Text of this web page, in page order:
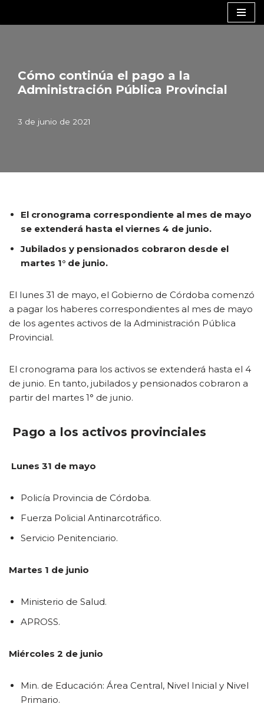
Cómo continúa el pago a la
Administración Pública Provincial
3 de junio de 2021
El cronograma correspondiente al mes de mayo
se extenderá hasta el viernes 4 de junio.
Jubilados y pensionados cobraron desde el
martes 1° de junio.
El lunes 31 de mayo, el Gobierno de Córdoba comenzó
a pagar los haberes correspondientes al mes de mayo
de los agentes activos de la Administración Pública
Provincial.
El cronograma para los activos se extenderá hasta el 4
de junio. En tanto, jubilados y pensionados cobraron a
partir del martes 1° de junio.
Pago a los activos provinciales
Lunes 31 de mayo
Policía Provincia de Córdoba.
Fuerza Policial Antinarcotráfico.
Servicio Penitenciario.
Martes 1 de junio
Ministerio de Salud.
APROSS.
Miércoles 2 de junio
Min. de Educación: Área Central, Nivel Inicial y Nivel
Primario.